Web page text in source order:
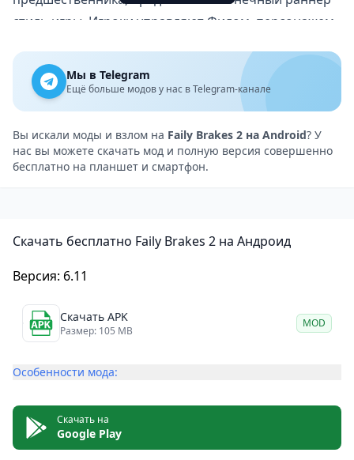
стиль игры. Игроки управляют Филом, персонажем,
средством
из-за неисправных тормозов. Цель игры
— пройти как можно большее расстояние, избегая
препятствий и преодолевая различные
препятствия. В этом продолжении игроки могут
исследовать новые локации, такие как пустыни,
горы и городские ландшафты.
проработанными моделями транспортных средств
что придает игре динамичности и увлекательности.
Звуковые эффекты и саундтрек хорошо сочетаются
с общей атмосферой игры, создавая ощущение
Управление
Игроки могут наклонять свое устройство влево или
вправо, чтобы управлять движением
Мы в Telegram
Ещё больше модов у нас в Telegram-канале
Вы искали моды и взлом на Faily Brakes 2 на Android? У
нас вы можете скачать мод и полную версия совершенно
бесплатно на планшет и смартфон.
Скачать бесплатно Faily Brakes 2 на Андроид
Версия: 6.11
Скачать APK
Размер: 105 MB
MOD
Особенности мода:
Скачать на
Google Play